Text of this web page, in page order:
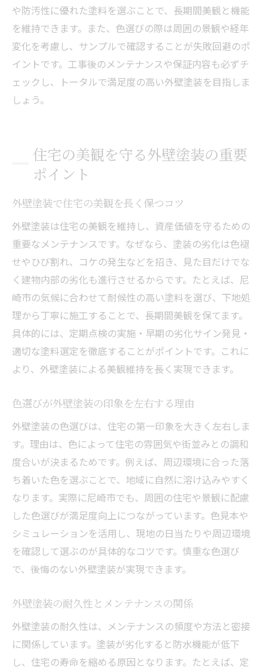
外壁塗装で快適な住まいを守るために
や防汚性に優れた塗料を選ぶことで、長期間美観と機能
を維持できます。また、色選びの際は周囲の景観や経年
変化を考慮し、サンプルで確認することが失敗回避のポ
イントです。工事後のメンテナンスや保証内容も必ずチ
ェックし、トータルで満足度の高い外壁塗装を目指しま
しょう。
住宅の美観を守る外壁塗装の重要
ポイント
外壁塗装で住宅の美観を長く保つコツ
外壁塗装は住宅の美観を維持し、資産価値を守るための
重要なメンテナンスです。なぜなら、塗装の劣化は色褪
せやひび割れ、コケの発生などを招き、見た目だけでな
く建物内部の劣化も進行させるからです。たとえば、尼
崎市の気候に合わせて耐候性の高い塗料を選び、下地処
理から丁寧に施工することで、長期間美観を保てます。
具体的には、定期点検の実施・早期の劣化サイン発見・
適切な塗料選定を徹底することがポイントです。これに
より、外壁塗装による美観維持を長く実現できます。
色選びが外壁塗装の印象を左右する理由
外壁塗装の色選びは、住宅の第一印象を大きく左右しま
す。理由は、色によって住宅の雰囲気や街並みとの調和
度合いが決まるためです。例えば、周辺環境に合った落
ち着いた色を選ぶことで、地域に自然に溶け込みやすく
なります。実際に尼崎市でも、周囲の住宅や景観に配慮
した色選びが満足度向上につながっています。色見本や
シミュレーションを活用し、現地の日当たりや周辺環境
を確認して選ぶのが具体的なコツです。慎重な色選び
で、後悔のない外壁塗装が実現できます。
外壁塗装の耐久性とメンテナンスの関係
外壁塗装の耐久性は、メンテナンスの頻度や方法と密接
に関係しています。塗装が劣化すると防水機能が低下
し、住宅の寿命を縮める原因となります。たとえば、定